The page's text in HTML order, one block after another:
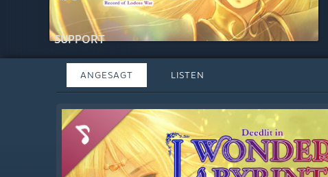
SUPPORT
ANGESAGT LISTEN